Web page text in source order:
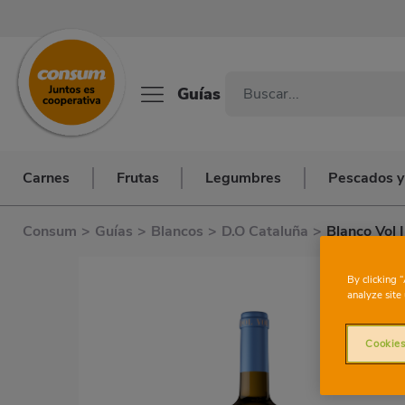
Guías
Carnes Frutas Legumbres Pescados
Consum > Guías > Blancos > D.O Cataluña > Blanco Vol
By clicking
analyze site